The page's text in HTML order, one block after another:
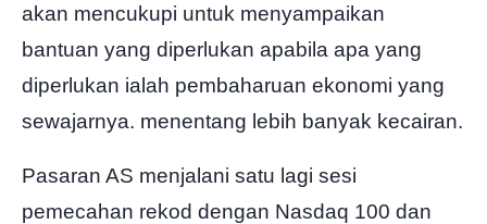
akan mencukupi untuk menyampaikan
bantuan yang diperlukan apabila apa yang
diperlukan ialah pembaharuan ekonomi yang
sewajarnya. menentang lebih banyak kecairan.
Pasaran AS menjalani satu lagi sesi
pemecahan rekod dengan Nasdaq 100 dan